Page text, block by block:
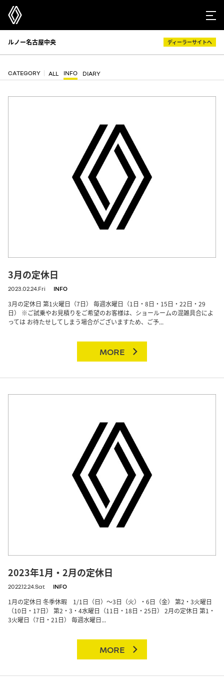
ルノー名古屋中央 ディーラーサイトへ
CATEGORY ALL INFO DIARY
3月の定休日
2023.02.24.Fri INFO
3月の定休日 第1火曜日（7日） 毎週水曜日（1日・8日・15日・22日・29
日） ※ご試乗やお見積りをご希望のお客様は、ショールームの混雑具合によ
っては お待たせしてしまう場合がございますため、ご予...
MORE
2023年1月・2月の定休日
2022.12.24.Sat INFO
1月の定休日 冬季休暇 1/1日（日）～3日（火）・6日（金） 第2・3火曜日
（10日・17日） 第2・3・4水曜日（11日・18日・25日） 2月の定休日 第1・
3火曜日（7日・21日） 毎週水曜日...
MORE